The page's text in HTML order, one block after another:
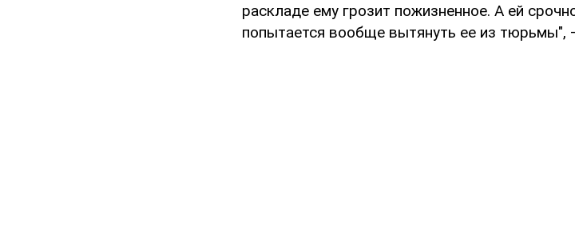
раскладе ему грозит пожизненное. А ей
попытается вообще вытянуть ее из тюрьмы",